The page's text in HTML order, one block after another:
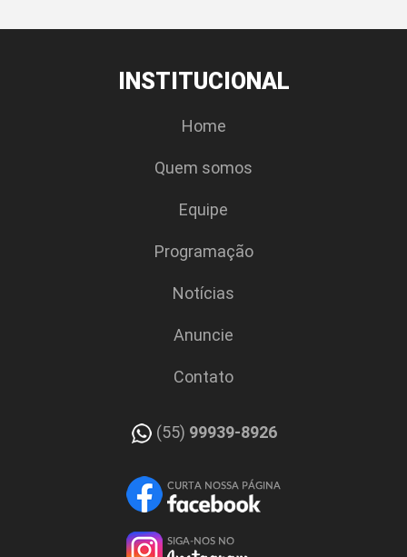
INSTITUCIONAL
Home
Quem somos
Equipe
Programação
Notícias
Anuncie
Contato
(55) 99939-8926